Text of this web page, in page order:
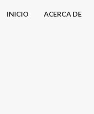
INICIO ACERCA DE